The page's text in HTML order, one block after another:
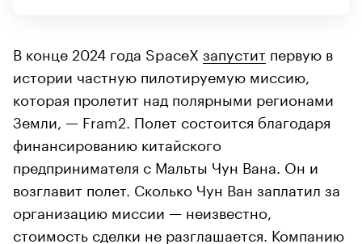
В конце 2024 года SpaceX запустит первую в
истории частную пилотируемую миссию,
которая пролетит над полярными регионами
Земли, — Fram2. Полет состоится благодаря
финансированию китайского
предпринимателя с Мальты Чун Вана. Он и
возглавит полет. Сколько Чун Ван заплатил за
организацию миссии — неизвестно,
стоимость сделки не разглашается. Компанию